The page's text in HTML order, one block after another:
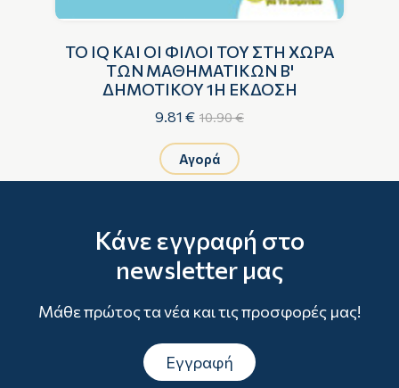
ΤΟ IQ ΚΑΙ ΟΙ ΦΙΛΟΙ ΤΟΥ ΣΤΗ ΧΩΡΑ
ΤΩΝ ΜΑΘΗΜΑΤΙΚΩΝ Β'
ΔΗΜΟΤΙΚΟΥ 1Η ΕΚΔΟΣΗ
9.81 € 10.90 €
Αγορά
Κάνε εγγραφή στο
newsletter μας
Μάθε πρώτος τα νέα και τις προσφορές μας!
Εγγραφή